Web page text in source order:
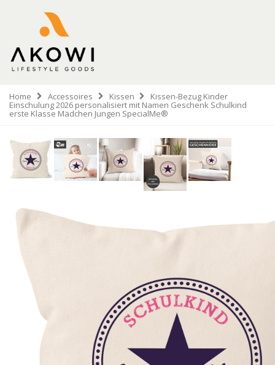
Home Accessoires Kissen Kissen-Bezug Kinder
Einschulung 2026 personalisiert mit Namen Geschenk Schulkind
erste Klasse Mädchen Jungen SpecialMe®